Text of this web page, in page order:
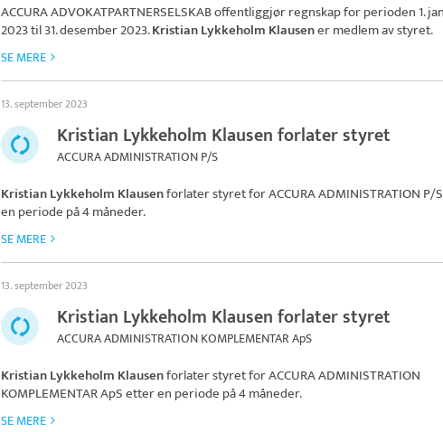
ACCURA ADVOKATPARTNERSELSKABoffentliggjør regnskap for perioden 1.
2023 til 31. desember 2023.Kristian Lykkeholm Klausener medlem av styret.
SE MERE
13. september 2023
Kristian Lykkeholm Klausen forlater styret
ACCURA ADMINISTRATION P/S
Kristian Lykkeholm Klausenforlater styret forACCURA ADMINISTRATION P/S
en periode på 4 måneder.
SE MERE
13. september 2023
Kristian Lykkeholm Klausen forlater styret
ACCURA ADMINISTRATION KOMPLEMENTAR ApS
Kristian Lykkeholm Klausenforlater styret forACCURA ADMINISTRATION
KOMPLEMENTAR ApSetter en periode på 4 måneder.
SE MERE